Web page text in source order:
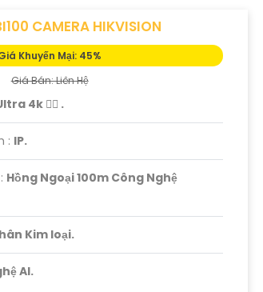
CAMERA HIKVISION
Khuyến Mại: 45%
Giá Bán: Liên Hệ
4k 👍🏾 .
: IP.
Hồng Ngoại 100m Công Nghệ
Kim loại.
AI.